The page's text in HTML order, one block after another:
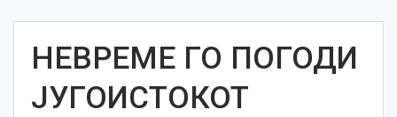
НЕВРЕМЕ ГО ПОГОДИ
ЈУГОИСТОКОТ